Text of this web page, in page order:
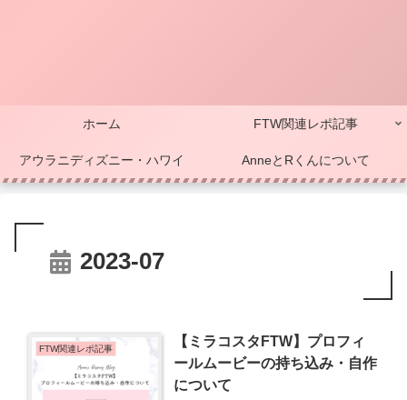
ホーム FTW関連レポ記事
アウラニディズニー・ハワイ AnneとRくんについて
2023-07
FTW関連レポ記事
【ミラコスタFTW】プロフィ
ールムービーの持ち込み・自作
について